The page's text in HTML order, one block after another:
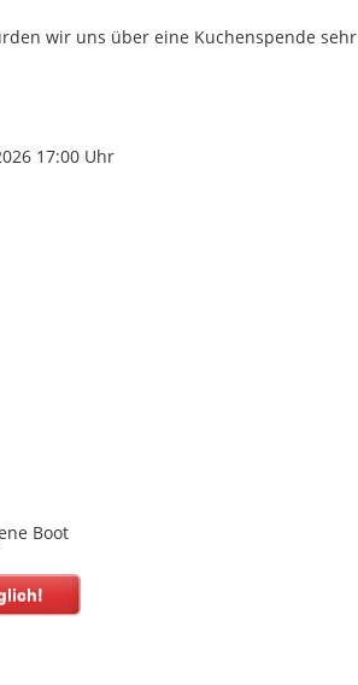
wir uns über eine Kuchenspende sehr
17:00 Uhr
Boot